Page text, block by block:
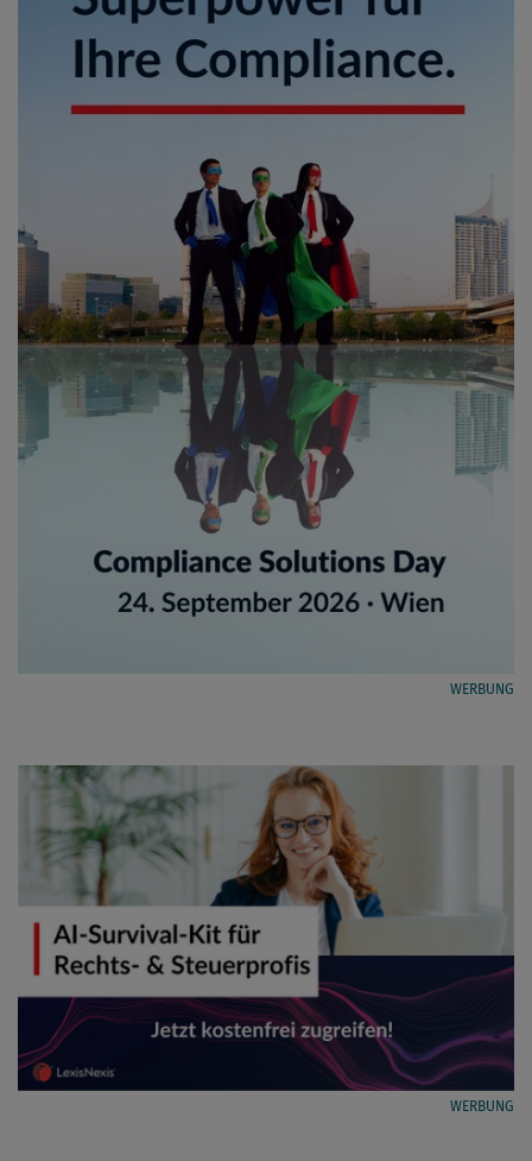
WERBUNG
WERBUNG